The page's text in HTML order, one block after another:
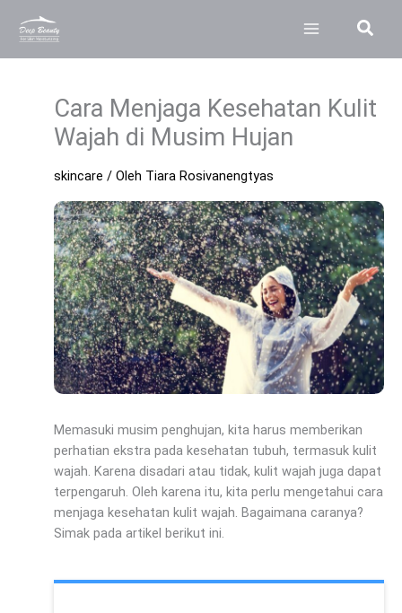
Cari
Cara Menjaga Kesehatan Kulit
Wajah di Musim Hujan
skincare / Oleh Tiara Rosivanengtyas
Memasuki musim penghujan, kita harus memberikan
perhatian ekstra pada kesehatan tubuh, termasuk kulit
wajah. Karena disadari atau tidak, kulit wajah juga dapat
terpengaruh. Oleh karena itu, kita perlu mengetahui cara
menjaga kesehatan kulit wajah. Bagaimana caranya?
Simak pada artikel berikut ini.